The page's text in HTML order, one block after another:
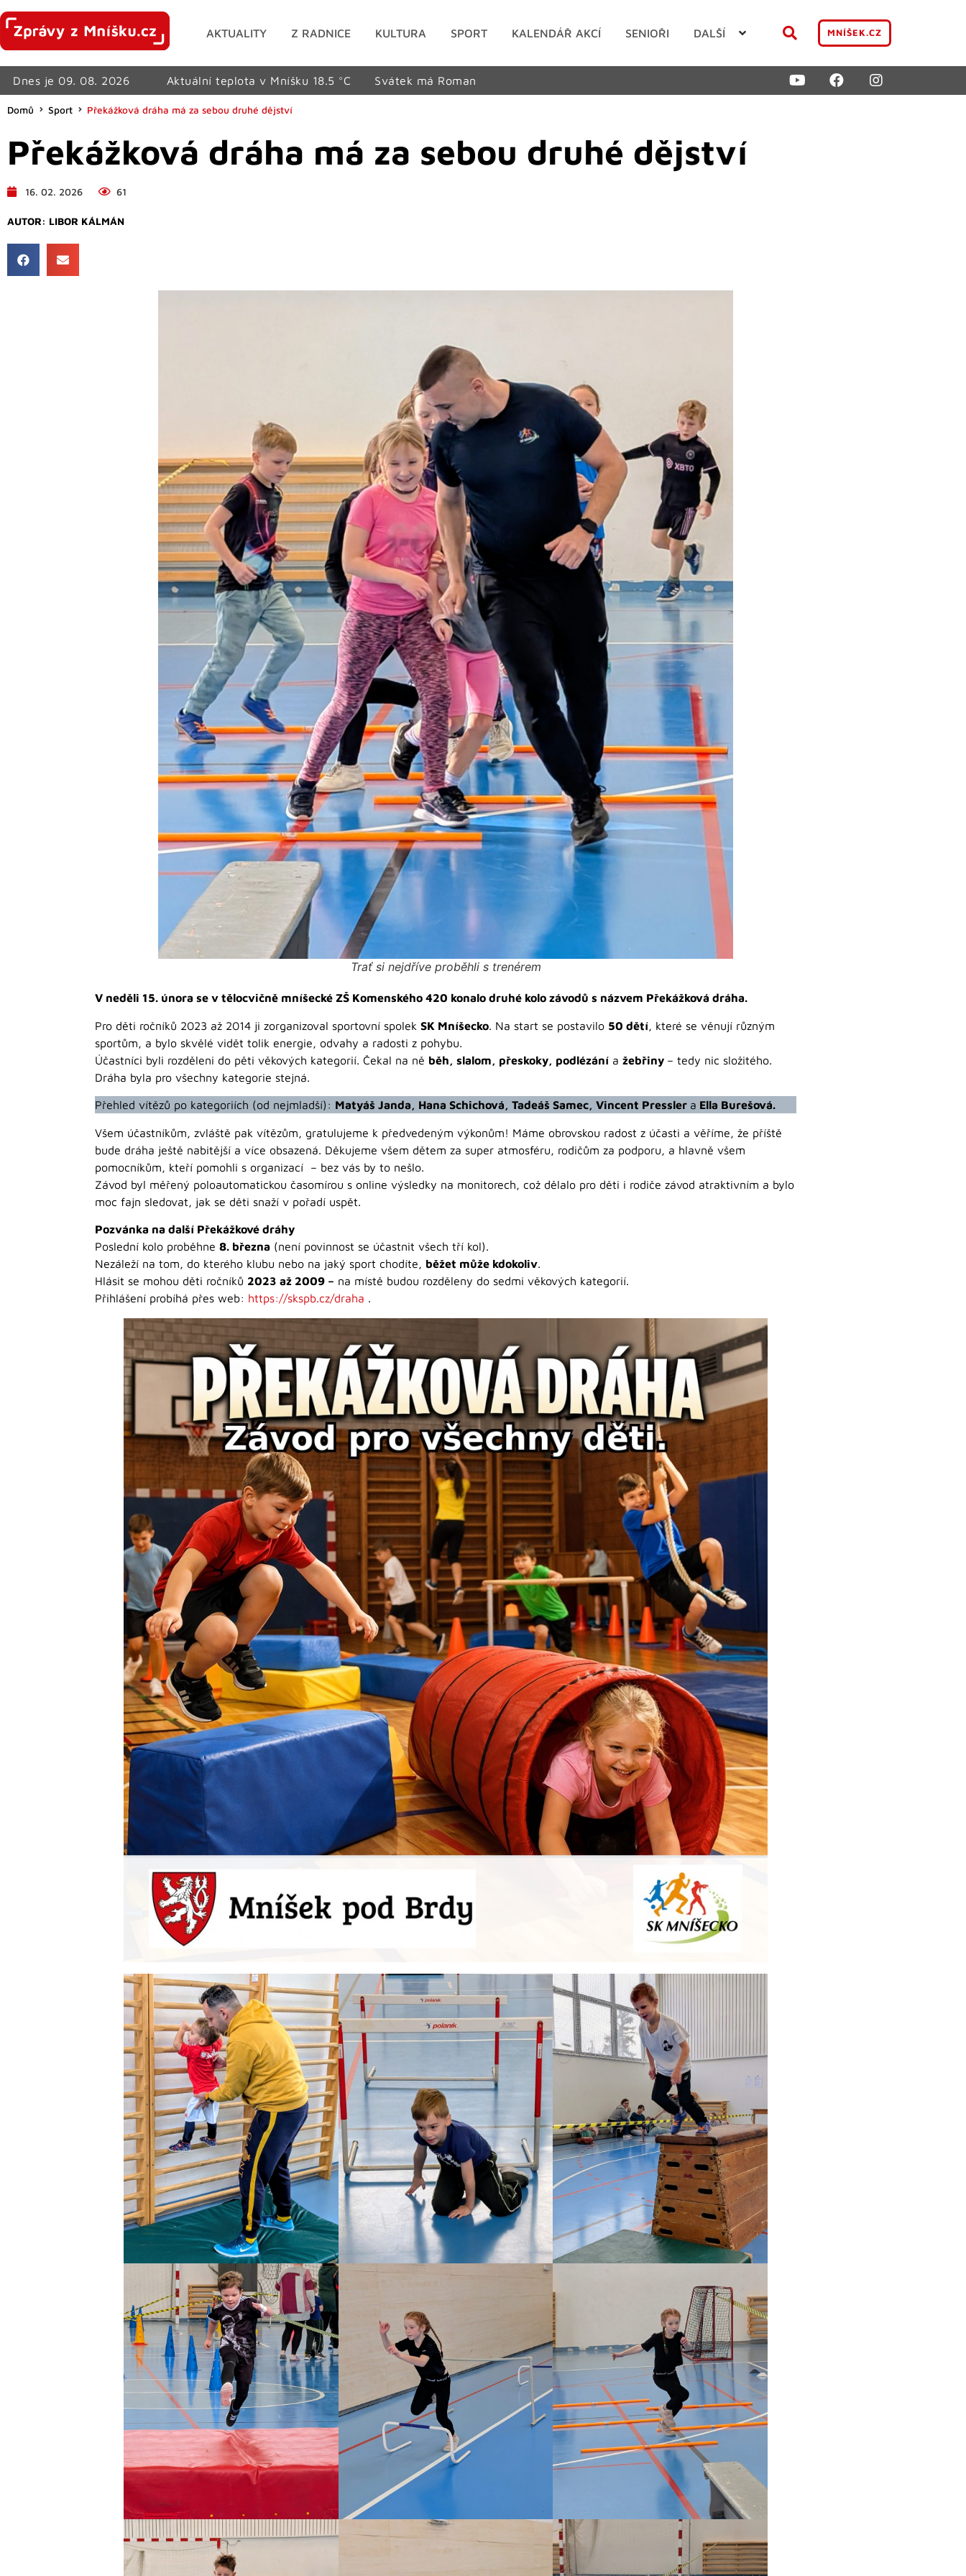
AKTUALITY Z RADNICE KULTURA SPORT KALENDÁŘ AKCÍ SENIOŘI DALŠÍ MNÍŠEK.CZ
Dnes je 09. 08. 2026 Aktuální teplota v Mníšku 18.5 °C Svátek má Roman
Domů Sport Překážková dráha má za sebou druhé dějství
Překážková dráha má za sebou druhé dějství
16. 02. 2026 61
AUTOR: LIBOR KÁLMÁN
Trať si nejdříve proběhli s trenérem
V neděli 15. února se v tělocvičně mníšecké ZŠ Komenského 420 konalo druhé kolo závodů s názvem Překážková dráha.
Pro děti ročníků 2023 až 2014 ji zorganizoval sportovní spolek SK Mníšecko. Na start se postavilo 50 dětí, které se věnují různým
sportům, a bylo skvělé vidět tolik energie, odvahy a radosti z pohybu.
Účastníci byli rozděleni do pěti věkových kategorií. Čekal na ně běh, slalom, přeskoky, podlézání a žebřiny – tedy nic složitého.
Dráha byla pro všechny kategorie stejná.
Přehled vítězů po kategoriích (od nejmladší): Matyáš Janda, Hana Schichová, Tadeáš Samec, Vincent Pressler a Ella Burešová.
Všem účastníkům, zvláště pak vítězům, gratulujeme k předvedeným výkonům! Máme obrovskou radost z účasti a věříme, že příště
bude dráha ještě nabitější a více obsazená. Děkujeme všem dětem za super atmosféru, rodičům za podporu, a hlavně všem
pomocníkům, kteří pomohli s organizací – bez vás by to nešlo.
Závod byl měřený poloautomatickou časomírou s online výsledky na monitorech, což dělalo pro děti i rodiče závod atraktivním a bylo
moc fajn sledovat, jak se děti snaží v pořadí uspět.
Pozvánka na další Překážkové dráhy
Poslední kolo proběhne 8. března (není povinnost se účastnit všech tří kol).
Nezáleží na tom, do kterého klubu nebo na jaký sport chodíte, běžet může kdokoliv.
Hlásit se mohou děti ročníků 2023 až 2009 – na místě budou rozděleny do sedmi věkových kategorií.
Přihlášení probíhá přes web: https://skspb.cz/draha .